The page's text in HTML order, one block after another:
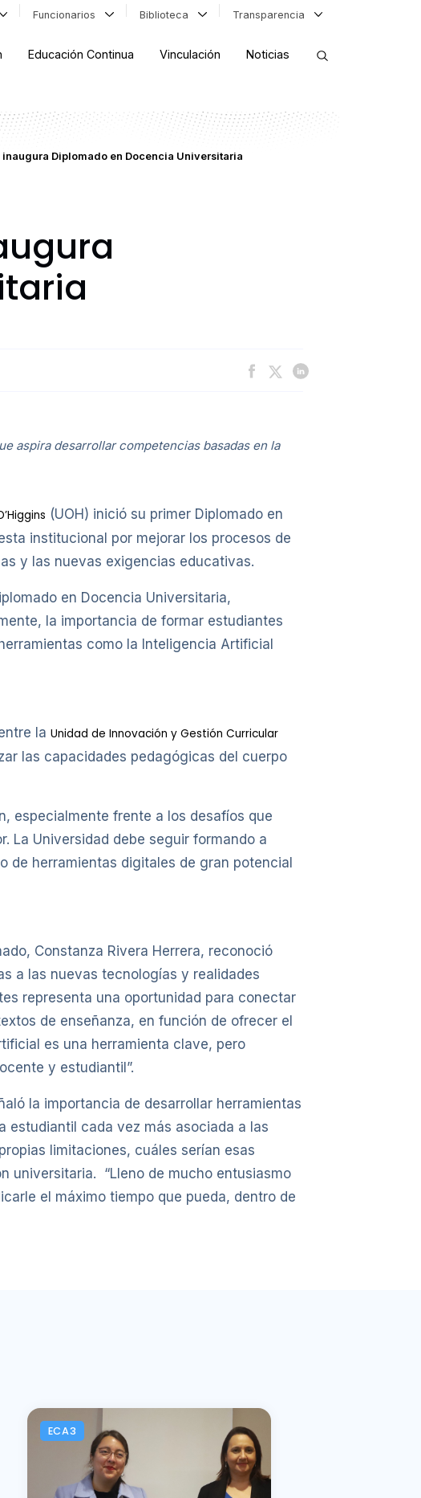
Funcionarios Biblioteca Transparencia
Educación Continua Vinculación Noticias
Diplomado en Docencia Universitaria
aspira desarrollar competencias basadas en la
(UOH) inició su primer Diplomado en
institucional por mejorar los procesos de
y las nuevas exigencias educativas.
en Docencia Universitaria,
la importancia de formar estudiantes
como la Inteligencia Artificial
la Unidad de Innovación y Gestión Curricular
las capacidades pedagógicas del cuerpo
especialmente frente a los desafíos que
La Universidad debe seguir formando a
herramientas digitales de gran potencial
Constanza Rivera Herrera, reconoció
a las nuevas tecnologías y realidades
representa una oportunidad para conectar
de enseñanza, en función de ofrecer el
es una herramienta clave, pero
y estudiantil”.
la importancia de desarrollar herramientas
estudiantil cada vez más asociada a las
limitaciones, cuáles serían esas
universitaria. “Lleno de mucho entusiasmo
el máximo tiempo que pueda, dentro de
ECA3